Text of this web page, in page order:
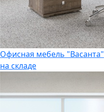
Офисная мебель "Васанта"
на складе